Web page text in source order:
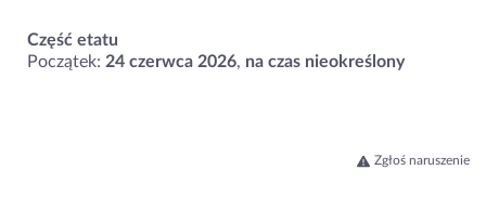
Część etatu
Początek: 24 czerwca 2026, na czas nieokreślony
Zgłoś naruszenie